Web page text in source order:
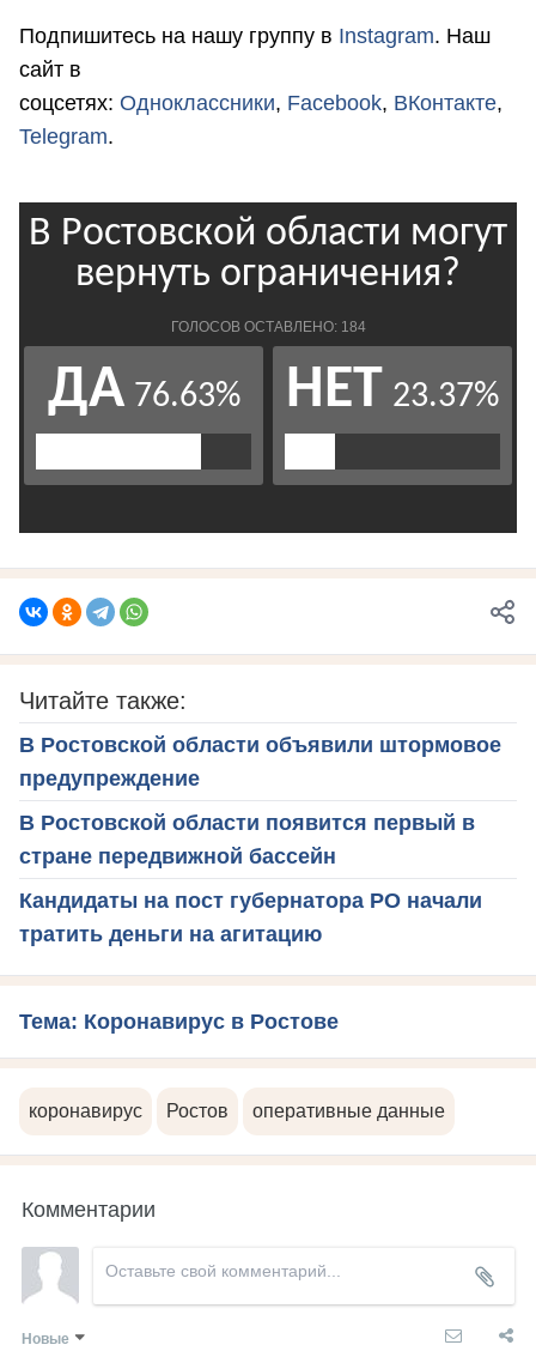
Подпишитесь на нашу группу в Instagram. Наш
сайт в
соцсетях: Одноклассники, Facebook, ВКонтакте,
Telegram.
Читайте также:
В Ростовской области объявили штормовое
предупреждение
В Ростовской области появится первый в
стране передвижной бассейн
Кандидаты на пост губернатора РО начали
тратить деньги на агитацию
Тема: Коронавирус в Ростове
коронавирус Ростов оперативные данные
Комментарии
Новые